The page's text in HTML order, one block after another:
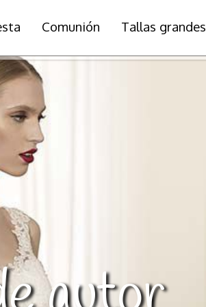
Comunión Tallas grandes
autor